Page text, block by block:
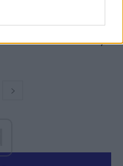
șefilor ASF: